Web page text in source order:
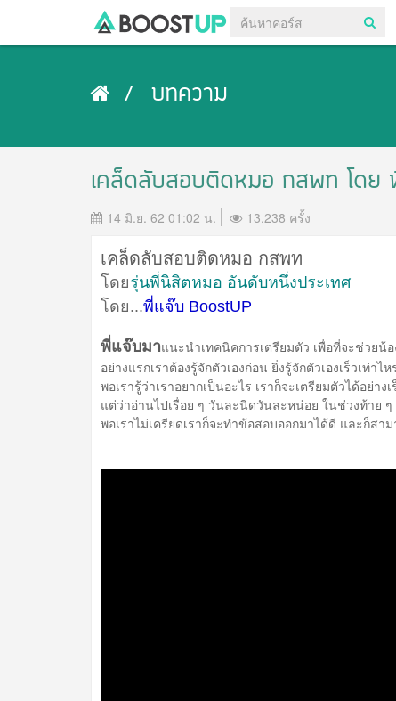
บทความ
เคล็ดลับสอบติดหมอ กสพท โดย
14 มิ.ย. 62 01:02 น. 13,238 ครั้ง
เคล็ดลับสอบติดหมอ กสพท
โดยรุ่นพี่นิสิตหมอ อันดับหนึ่งประเทศ
โดย...พี่แจ๊บ BoostUP
พี่แจ๊บมาแนะนำเทคนิคการเตรียมตัว เพื่อที่จะช่วยน้อ
อย่างแรกเราต้องรู้จักตัวเองก่อน ยิ่งรู้จักตัวเองเร็วเท่าไห
พอเรารู้ว่าเราอยากเป็นอะไร เราก็จะเตรียมตัวได้อย่าง
แต่ว่าอ่านไปเรื่อย ๆ วันละนิดวันละหน่อย ในช่วงท้าย ๆ
พอเราไม่เครียดเราก็จะทำข้อสอบออกมาได้ดี และก็สา